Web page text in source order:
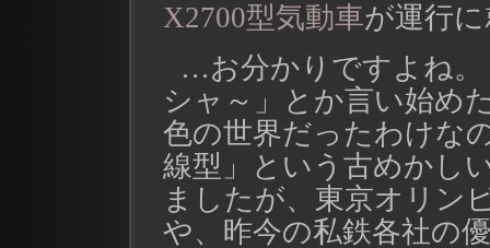
X2700型気動車が運行
…お分かりですよね。
シャ～」とか言い始め
色の世界だったわけな
線型」という古めかし
ましたが、東京オリン
や、昨今の私鉄各社の